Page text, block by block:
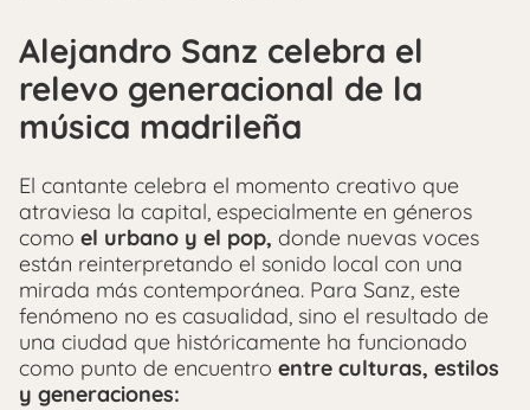
Alejandro Sanz celebra el
relevo generacional de la
música madrileña
El cantante celebra el momento creativo que
atraviesa la capital, especialmente en géneros
como el urbano y el pop, donde nuevas voces
están reinterpretando el sonido local con una
mirada más contemporánea. Para Sanz, este
fenómeno no es casualidad, sino el resultado de
una ciudad que históricamente ha funcionado
como punto de encuentro entre culturas, estilos
y generaciones: